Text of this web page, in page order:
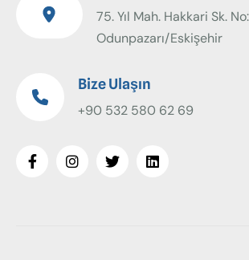
75. Yıl Mah. Hakkari Sk.
Odunpazarı/Eskişehir
Bize Ulaşın
+90 532 580 62 69